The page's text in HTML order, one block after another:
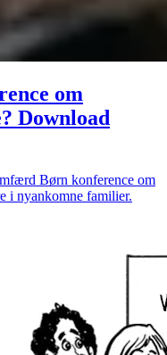
om
Download
Børn konference om
i nyankomne familier.